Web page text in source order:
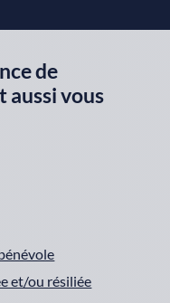
de
aussi vous
et/ou résiliée